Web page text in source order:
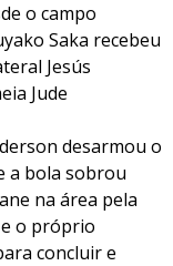
o campo
Saka recebeu
Jesús
Jude
desarmou o
a bola sobrou
na área pela
o próprio
concluir e